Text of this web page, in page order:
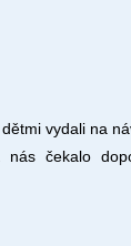
vydali na
čekalo